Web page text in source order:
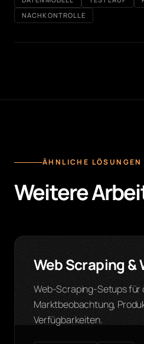
NACHKONTROLLE
ÄHNLICHE LÖSUNGEN
Weitere
Web Scraping &
Web-Scraping-Setups für
Marktbeobachtung,
Verfügbarkeiten.